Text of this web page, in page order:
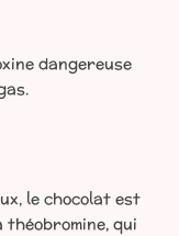
dangereuse
le chocolat est
qui